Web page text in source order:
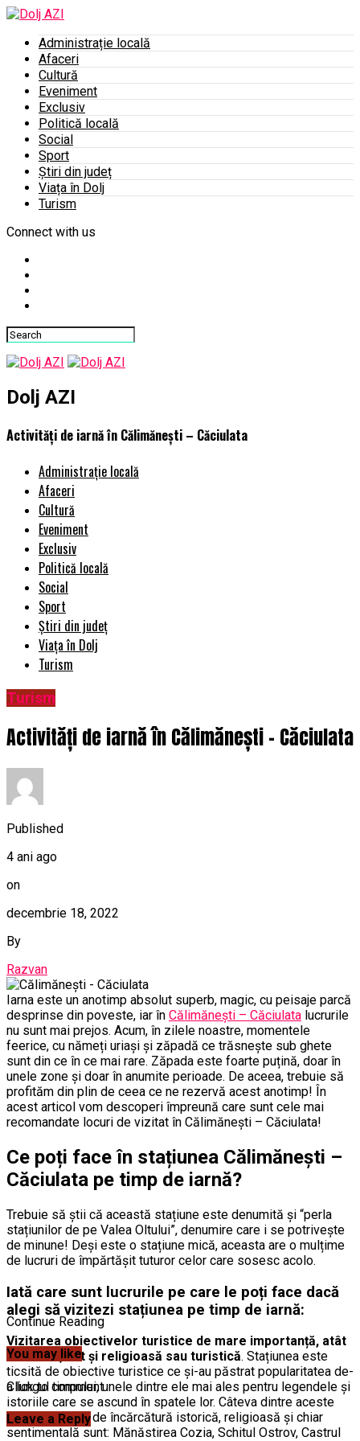
Administrație locală
Afaceri
Cultură
Eveniment
Exclusiv
Politică locală
Social
Sport
Știri din județ
Viața în Dolj
Turism
Connect with us
Dolj AZI
Activități de iarnă în Călimănești – Căciulata
Administrație locală
Afaceri
Cultură
Eveniment
Exclusiv
Politică locală
Social
Sport
Știri din județ
Viața în Dolj
Turism
Turism
Activități de iarnă în Călimănești – Căciulata
Published
4 ani ago
on
decembrie 18, 2022
By
Razvan
Iarna este un anotimp absolut superb, magic, cu peisaje parcă
desprinse din poveste, iar în Călimănești – Căciulata lucrurile
nu sunt mai prejos. Acum, în zilele noastre, momentele
feerice, cu nămeți uriași și zăpadă ce trăsnește sub ghete
sunt din ce în ce mai rare. Zăpada este foarte puțină, doar în
unele zone și doar în anumite perioade. De aceea, trebuie să
profităm din plin de ceea ce ne rezervă acest anotimp! În
acest articol vom descoperi împreună care sunt cele mai
recomandate locuri de vizitat în Călimănești – Căciulata!
Ce poți face în stațiunea Călimănești –
Căciulata pe timp de iarnă?
Trebuie să știi că această stațiune este denumită și “perla
stațiunilor de pe Valea Oltului”, denumire care i se potrivește
de minune! Deși este o stațiune mică, aceasta are o mulțime
de lucruri de împărtășit tuturor celor care sosesc acolo.
Iată care sunt lucrurile pe care le poți face dacă
alegi să vizitezi stațiunea pe timp de iarnă:
Vizitarea obiectivelor turistice de mare importanță, atât
culturală, cat și religioasă sau turistică. Stațiunea este
ticsită de obiective turistice ce și-au păstrat popularitatea de-
a lungul timpului, unele dintre ele mai ales pentru legendele și
istoriile care se ascund în spatele lor. Câteva dintre aceste
obiective pline de încărcătură istorică, religioasă și chiar
sentimentală sunt: Mănăstirea Cozia, Schitul Ostrov, Castrul
Continue Reading
You may like
Click to comment
Leave a Reply